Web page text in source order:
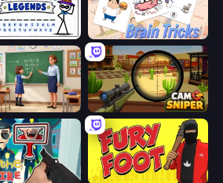
Legends Brain Tricks: Brain Games
High School Teacher Simulator Camo Sniper
Vampire Fury Foot